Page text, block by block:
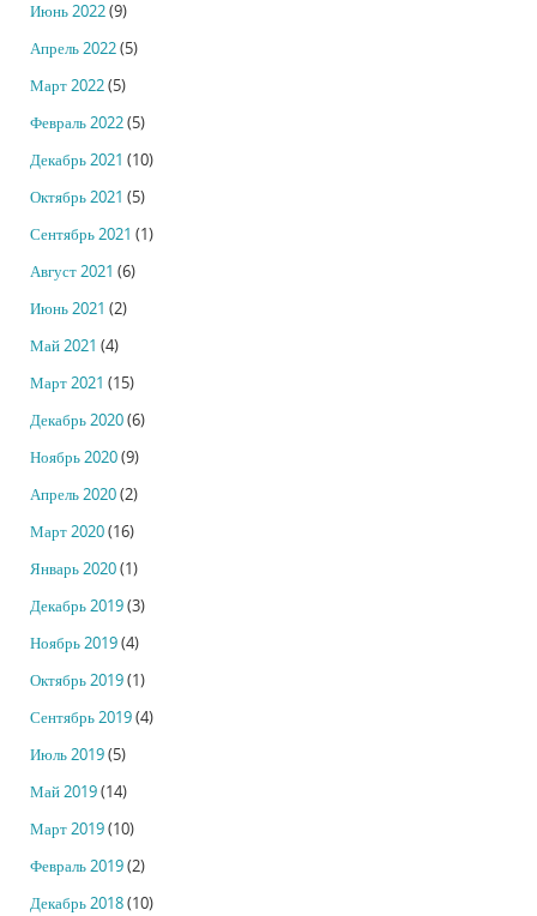
Июнь 2022(9)
Апрель 2022(5)
Март 2022(5)
Февраль 2022(5)
Декабрь 2021 (10)
Октябрь 2021 (5)
Сентябрь 2021 (1)
Август 2021 (6)
Июнь 2021 (2)
Май 2021 (4)
Март 2021 (15)
Декабрь 2020(6)
Ноябрь 2020(9)
Апрель 2020(2)
Март 2020(16)
Январь 2020(1)
Декабрь 2019(3)
Ноябрь 2019(4)
Октябрь 2019(1)
Сентябрь 2019(4)
Июль 2019(5)
Май 2019(14)
Март 2019(10)
Февраль 2019(2)
Декабрь 2018(10)